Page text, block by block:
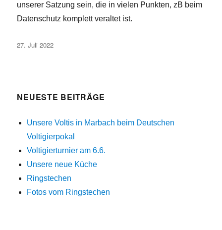
unserer Satzung sein, die in vielen Punkten, zB beim
Datenschutz komplett veraltet ist.
Veröffentlicht
27. Juli 2022
NEUESTE BEITRÄGE
Unsere Voltis in Marbach beim Deutschen
Voltigierpokal
Voltigierturnier am 6.6.
Unsere neue Küche
Ringstechen
Fotos vom Ringstechen